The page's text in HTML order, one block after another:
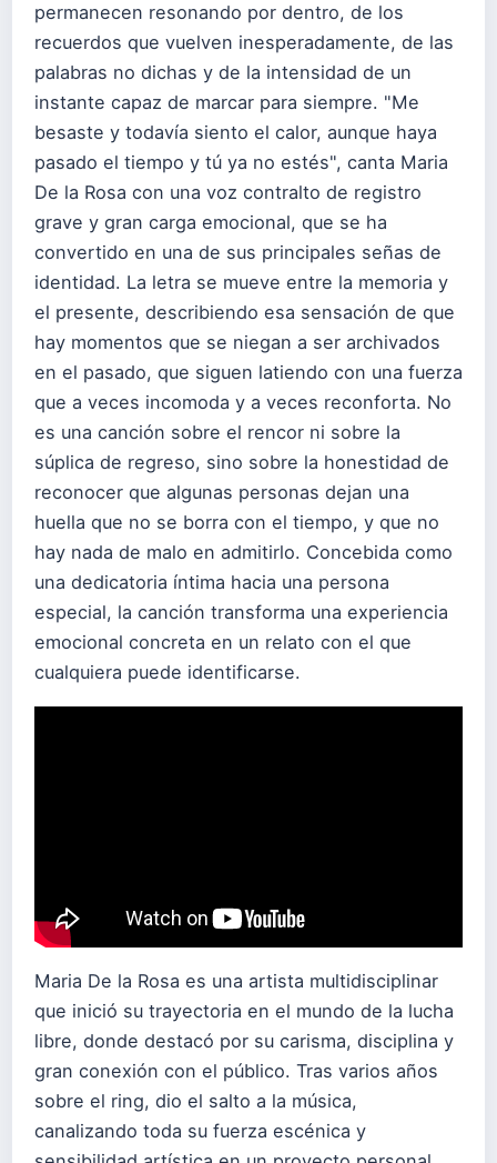
permanecen resonando por dentro, de los
recuerdos que vuelven inesperadamente, de las
palabras no dichas y de la intensidad de un
instante capaz de marcar para siempre. "Me
besaste y todavía siento el calor, aunque haya
pasado el tiempo y tú ya no estés", canta Maria
De la Rosa con una voz contralto de registro
grave y gran carga emocional, que se ha
convertido en una de sus principales señas de
identidad. La letra se mueve entre la memoria y
el presente, describiendo esa sensación de que
hay momentos que se niegan a ser archivados
en el pasado, que siguen latiendo con una fuerza
que a veces incomoda y a veces reconforta. No
es una canción sobre el rencor ni sobre la
súplica de regreso, sino sobre la honestidad de
reconocer que algunas personas dejan una
huella que no se borra con el tiempo, y que no
hay nada de malo en admitirlo. Concebida como
una dedicatoria íntima hacia una persona
especial, la canción transforma una experiencia
emocional concreta en un relato con el que
cualquiera puede identificarse.
Maria De la Rosa es una artista multidisciplinar
que inició su trayectoria en el mundo de la lucha
libre, donde destacó por su carisma, disciplina y
gran conexión con el público. Tras varios años
sobre el ring, dio el salto a la música,
canalizando toda su fuerza escénica y